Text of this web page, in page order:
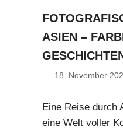
ASIEN –
18. November
Eine Reise durch
eine Welt voller